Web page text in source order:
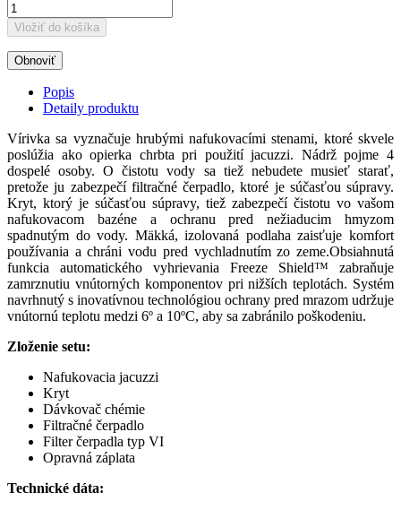
Vložiť do košíka
Popis
Detaily produktu
Vírivka sa vyznačuje hrubými nafukovacími stenami, ktoré skvele
poslúžia ako opierka chrbta pri použití jacuzzi. Nádrž pojme 4
dospelé osoby. O čistotu vody sa tiež nebudete musieť starať,
pretože ju zabezpečí filtračné čerpadlo, ktoré je súčasťou súpravy.
Kryt, ktorý je súčasťou súpravy, tiež zabezpečí čistotu vo vašom
nafukovacom bazéne a ochranu pred nežiaducim hmyzom
spadnutým do vody. Mäkká, izolovaná podlaha zaisťuje komfort
používania a chráni vodu pred vychladnutím zo zeme.Obsiahnutá
funkcia automatického vyhrievania Freeze Shield™ zabraňuje
zamrznutiu vnútorných komponentov pri nižších teplotách. Systém
navrhnutý s inovatívnou technológiou ochrany pred mrazom udržuje
vnútornú teplotu medzi 6º a 10ºC, aby sa zabránilo poškodeniu.
Zloženie setu:
Nafukovacia jacuzzi
Kryt
Dávkovač chémie
Filtračné čerpadlo
Filter čerpadla typ VI
Opravná záplata
Technické dáta: